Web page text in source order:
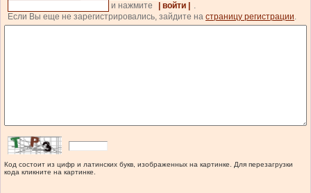
и нажмите
| войти |
.
Если Вы еще не зарегистрировались, зайдите на страницу регистрации.
Код состоит из цифр и латинских букв, изображенных на картинке. Для перезагрузки
кода кликните на картинке.